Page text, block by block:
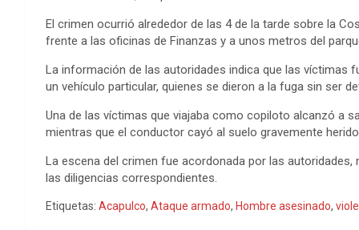
El crimen ocurrió alrededor de las 4 de la tarde sobre la
frente a las oficinas de Finanzas y a unos metros del
La información de las autoridades indica que las víctimas
un vehículo particular, quienes se dieron a la fuga sin ser
Una de las víctimas que viajaba como copiloto alcanzó a
mientras que el conductor cayó al suelo gravemente
La escena del crimen fue acordonada por las
las diligencias correspondientes.
Etiquetas: Acapulco, Ataque armado, Hombre asesinado,